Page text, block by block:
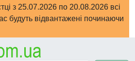
з 25.07.2026 по 20.08.2026 всі
будуть відвантажені починаючи